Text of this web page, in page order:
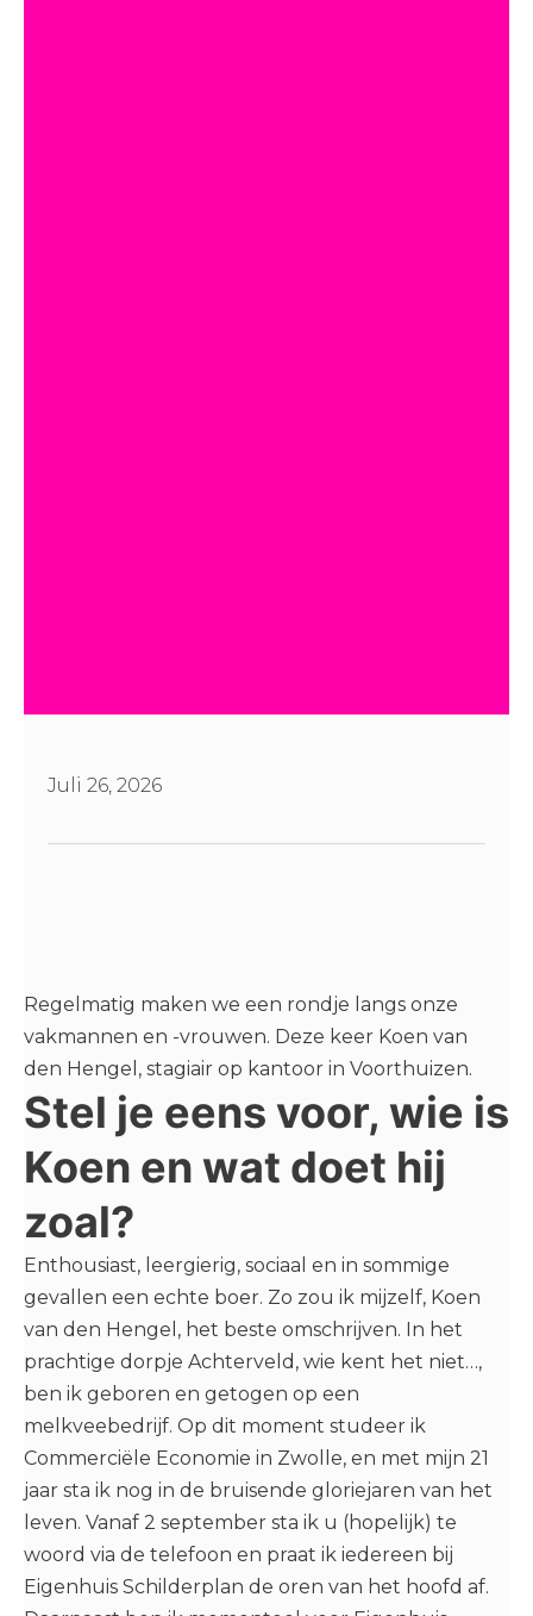
Juli 26, 2026
Regelmatig maken we een rondje langs onze
vakmannen en -vrouwen. Deze keer Koen van
den Hengel, stagiair op kantoor in Voorthuizen.
Stel je eens voor, wie is
Koen en wat doet hij
zoal?
Enthousiast, leergierig, sociaal en in sommige
gevallen een echte boer. Zo zou ik mijzelf, Koen
van den Hengel, het beste omschrijven. In het
prachtige dorpje Achterveld, wie kent het niet…,
ben ik geboren en getogen op een
melkveebedrijf. Op dit moment studeer ik
Commerciële Economie in Zwolle, en met mijn 21
jaar sta ik nog in de bruisende gloriejaren van het
leven. Vanaf 2 september sta ik u (hopelijk) te
woord via de telefoon en praat ik iedereen bij
Eigenhuis Schilderplan de oren van het hoofd af.